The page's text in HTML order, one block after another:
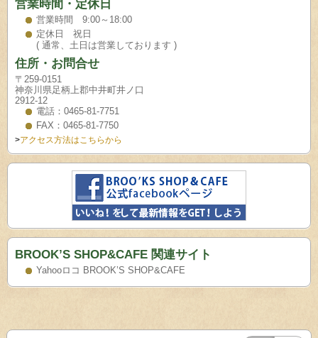
営業時間・定休日
営業時間 9:00～18:00
定休日 祝日
( 通常、土日は営業しております )
住所・お問合せ
〒259-0151
神奈川県足柄上郡中井町井ノ口
2912-12
電話：0465-81-7751
FAX：0465-81-7750
>アクセス方法はこちらから
BROOK’S SHOP&CAFE 関連サイト
Yahooロコ BROOK’S SHOP&CAFE